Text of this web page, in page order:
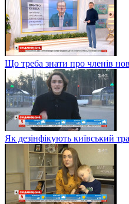
Що треба знати про членів
Як дезінфікують київський